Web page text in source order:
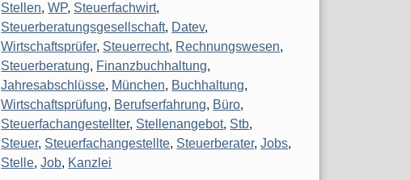
Stellen,WP, Steuerfachwirt,
Steuerberatungsgesellschaft, Datev,
Wirtschaftsprüfer, Steuerrecht, Rechnungswesen,
Steuerberatung, Finanzbuchhaltung,
Jahresabschlüsse, München, Buchhaltung,
Wirtschaftsprüfung, Berufserfahrung, Büro,
Steuerfachangestellter, Stellenangebot, Stb,
Steuer, Steuerfachangestellte, Steuerberater,Jobs,
Stelle,Job, Kanzlei